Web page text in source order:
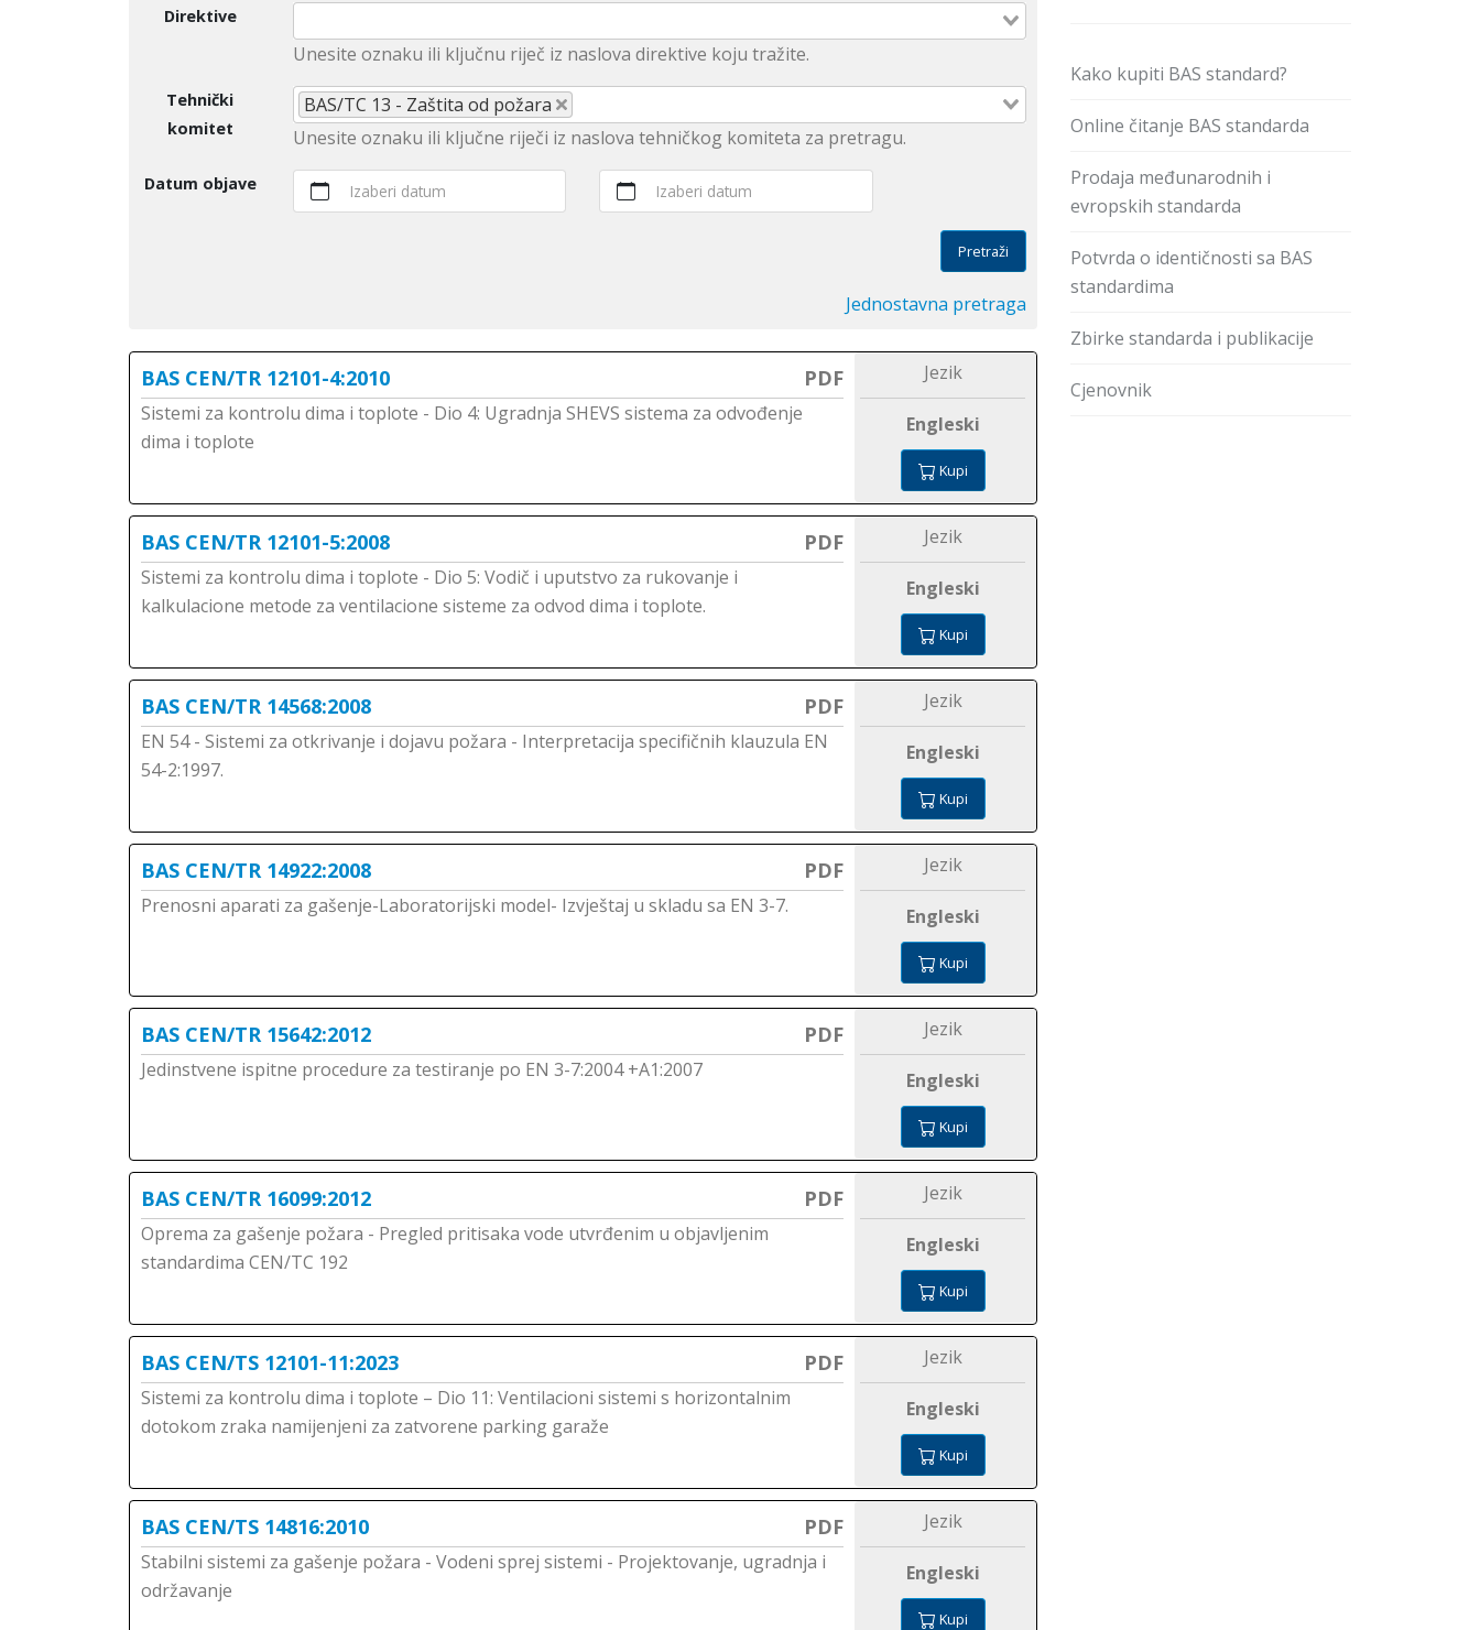
Direktive
Unеsitе oznaku ili klјučnu rijеč iz nаslоvа dirеktivе kојu trаžitе.
Tehnički
komitet
BAS/TC 13 - Zaštita od požara
Unesite оznaku ili ključne riječi iz naslova tehničkog komiteta za pretragu.
Datum objave Izaberi datum Izaberi datum
Pretraži
Jednostavna pretraga
BAS CEN/TR 12101-4:2010 PDF
Sistemi za kontrolu dima i toplote - Dio 4: Ugradnja SHEVS sistema za odvođenje
dima i toplote
Jezik
Engleski
Kupi
BAS CEN/TR 12101-5:2008 PDF
Sistemi za kontrolu dima i toplote - Dio 5: Vodič i uputstvo za rukovanje i
kalkulacione metode za ventilacione sisteme za odvod dima i toplote.
Jezik
Engleski
Kupi
BAS CEN/TR 14568:2008 PDF
EN 54 - Sistemi za otkrivanje i dojavu požara - Interpretacija specifičnih klauzula EN
54-2:1997.
Jezik
Engleski
Kupi
BAS CEN/TR 14922:2008 PDF
Prenosni aparati za gašenje-Laboratorijski model- Izvještaj u skladu sa EN 3-7.
Jezik
Engleski
Kupi
BAS CEN/TR 15642:2012 PDF
Jedinstvene ispitne procedure za testiranje po EN 3-7:2004 +A1:2007
Jezik
Engleski
Kupi
BAS CEN/TR 16099:2012 PDF
Oprema za gašenje požara - Pregled pritisaka vode utvrđenim u objavljenim
standardima CEN/TC 192
Jezik
Engleski
Kupi
BAS CEN/TS 12101-11:2023 PDF
Sistemi za kontrolu dima i toplote – Dio 11: Ventilacioni sistemi s horizontalnim
dotokom zraka namijenjeni za zatvorene parking garaže
Jezik
Engleski
Kupi
BAS CEN/TS 14816:2010 PDF
Stabilni sistemi za gašenje požara - Vodeni sprej sistemi - Projektovanje, ugradnja i
održavanje
Jezik
Engleski
Kupi
Kako kupiti BAS standard?
Online čitanje BAS standarda
Prodaja međunarodnih i
evropskih standarda
Potvrda o identičnosti sa BAS
standardima
Zbirke standarda i publikacije
Cjenovnik